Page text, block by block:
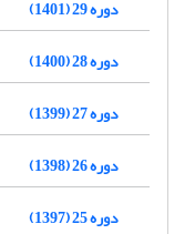
دوره 29 (1401)
دوره 28 (1400)
دوره 27 (1399)
دوره 26 (1398)
دوره 25 (1397)